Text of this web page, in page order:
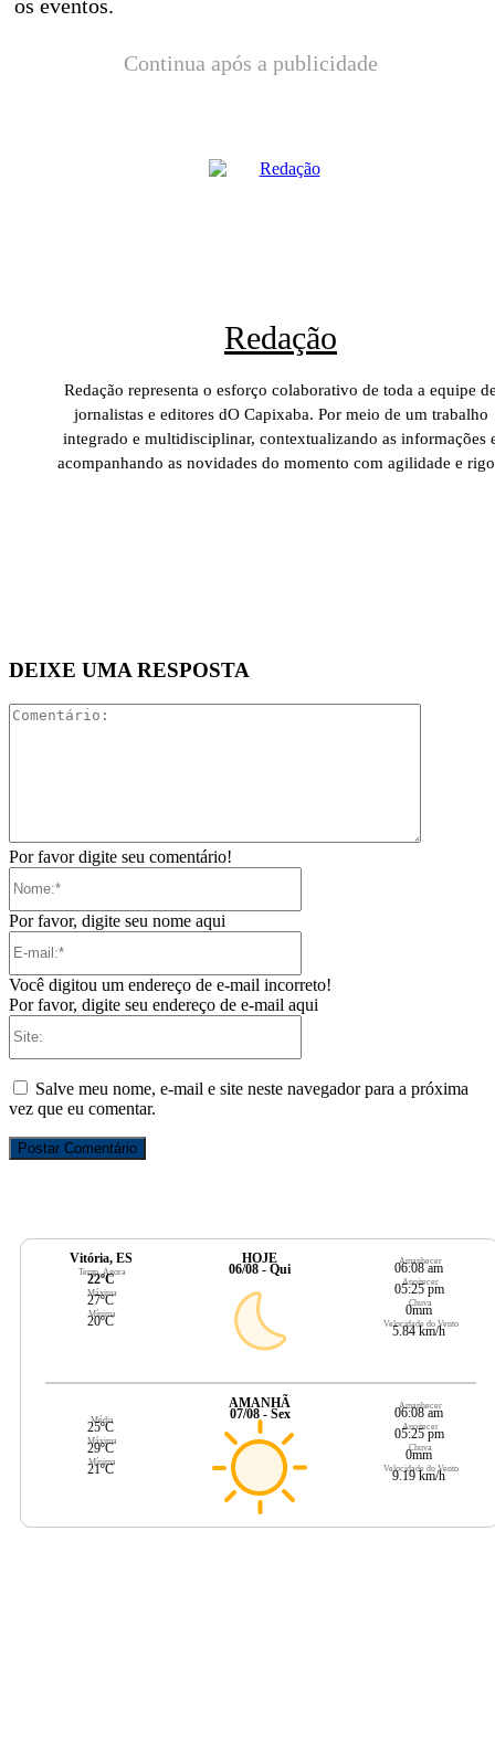
os eventos.
Continua após a publicidade
Redação
Redação representa o esforço colaborativo de toda a equipe
jornalistas e editores dO Capixaba. Por meio de um trabalho
integrado e multidisciplinar, contextualizando as informações
acompanhando as novidades do momento com agilidade e
DEIXE UMA RESPOSTA
Por favor digite seu comentário!
Por favor, digite seu nome aqui
Você digitou um endereço de e-mail incorreto!
Por favor, digite seu endereço de e-mail aqui
Salve meu nome, e-mail e site neste navegador para a próxima
vez que eu comentar.
Vitória, ES
Temp. Agora
22ºC
Máxima
27ºC
Mínima
20ºC
HOJE
06/08 - Qui
Amanhecer
06:08 am
Anoitecer
05:25 pm
Chuva
0mm
Velocidade do Vento
5.84 km/h
Média
25ºC
Máxima
29ºC
Mínima
21ºC
AMANHÃ
07/08 - Sex
Amanhecer
06:08 am
Anoitecer
05:25 pm
Chuva
0mm
Velocidade do Vento
9.19 km/h